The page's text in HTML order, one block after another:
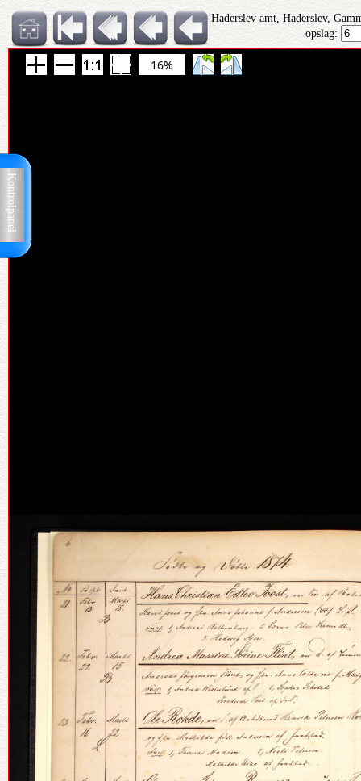
Kontrolpanel
Haderslev amt, Haderslev,
opslag:
16%